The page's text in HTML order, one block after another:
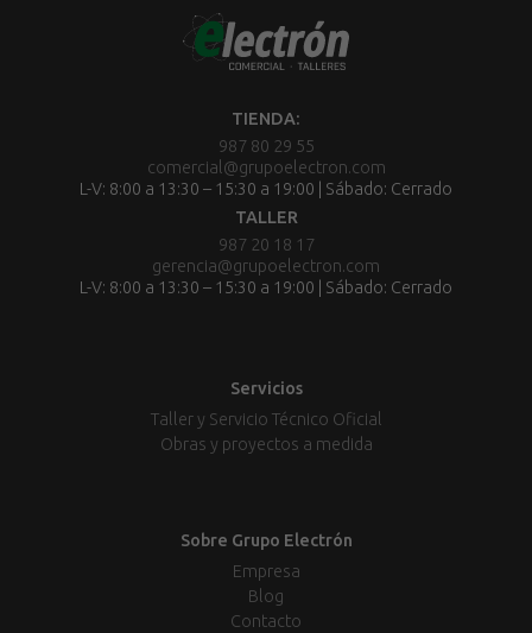
TIENDA:
987 80 29 55
comercial@grupoelectron.com
L-V: 8:00 a 13:30 – 15:30 a 19:00 | Sábado: Cerrado
TALLER
987 20 18 17
gerencia@grupoelectron.com
L-V: 8:00 a 13:30 – 15:30 a 19:00 | Sábado: Cerrado
Servicios
Taller y Servicio Técnico Oficial
Obras y proyectos a medida
Sobre Grupo Electrón
Empresa
Blog
Contacto